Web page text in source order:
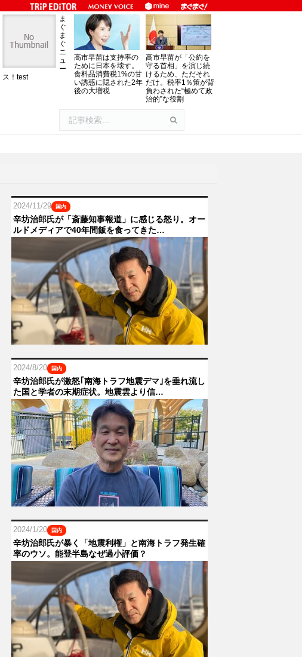
ま
ぐ
ま
ぐ
ニ
ュ
ー
ス！test
高市早苗は支持率の
ために日本を壊す。
食料品消費税1%の甘
い誘惑に隠された2年
後の大増税
高市早苗が「公約を
守る首相」を演じ続
けるため、ただそれ
だけ。税率1％策が背
負わされた“極めて政
治的”な役割
2024/11/29 国内
辛坊治郎氏が「斎藤知事報道」に感じる怒り。オー
ルドメディアで40年間飯を食ってきた…
2024/8/20 国内
辛坊治郎氏が激怒｢南海トラフ地震デマ｣を垂れ流し
た国と学者の末期症状。地震雲より信…
2024/1/20 国内
辛坊治郎氏が暴く「地震利権」と南海トラフ発生確
率のウソ。能登半島なぜ過小評価？